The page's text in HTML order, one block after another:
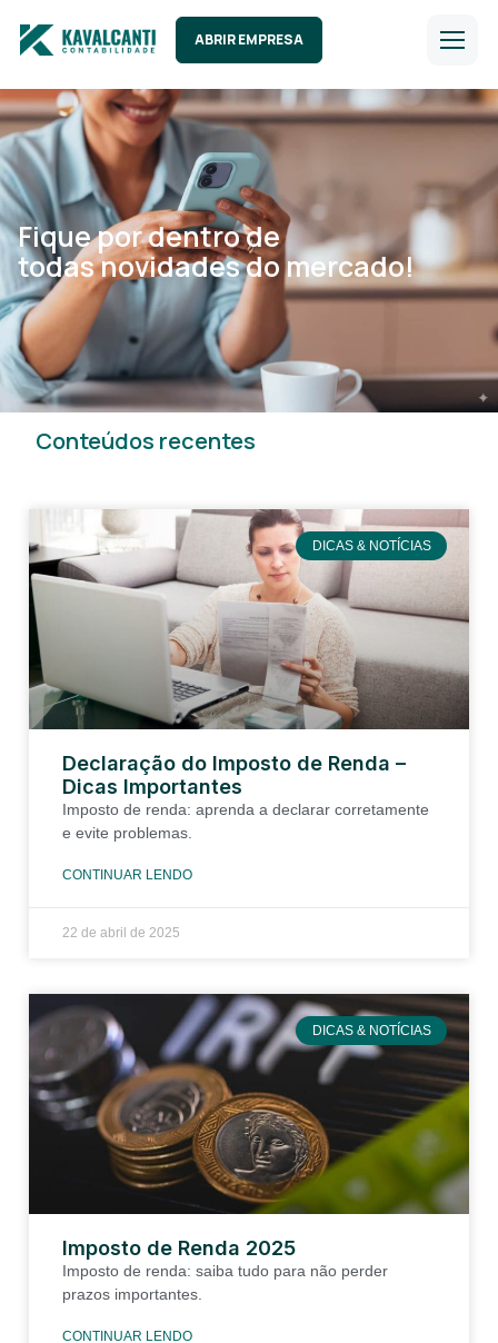
ABRIR EMPRESA
Fique por dentro de
todas novidades do mercado!
Conteúdos recentes
DICAS & NOTÍCIAS
Declaração do Imposto de Renda –
Dicas Importantes
Imposto de renda: aprenda a declarar corretamente
e evite problemas.
CONTINUAR LENDO
22 de abril de 2025
DICAS & NOTÍCIAS
Imposto de Renda 2025
Imposto de renda: saiba tudo para não perder
prazos importantes.
CONTINUAR LENDO